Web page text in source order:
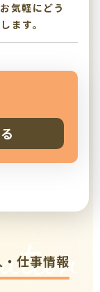
気軽にどう
ます。
仕事情報